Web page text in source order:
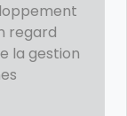
regard
la gestion